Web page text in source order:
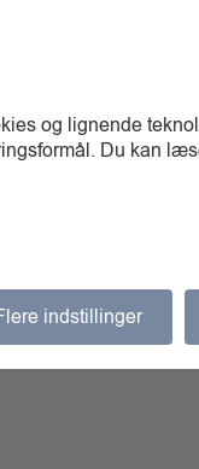
og lignende
Du kan
indstillinger